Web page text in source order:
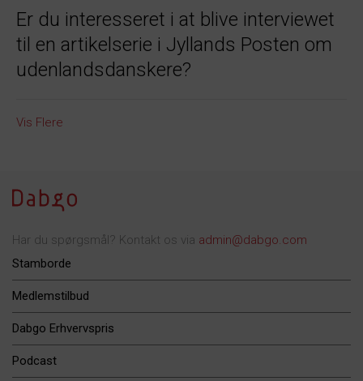
Er du interesseret i at blive interviewet
til en artikelserie i Jyllands Posten om
udenlandsdanskere?
Vis Flere
Har du spørgsmål? Kontakt os via admin@dabgo.com
Stamborde
Medlemstilbud
Dabgo Erhvervspris
Podcast